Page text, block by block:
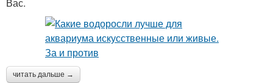
читать дальше →